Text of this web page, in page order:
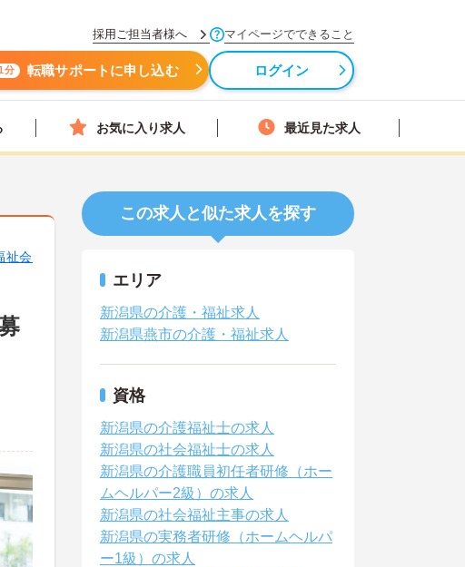
採用ご担当者様へ マイページでできること
分 転職サポートに申し込む ログイン
お気に入り求人 最近見た求人
祉会
この求人と似た求人を探す
エリア
新潟県の介護・福祉求人
新潟県燕市の介護・福祉求人
資格
新潟県の介護福祉士の求人
新潟県の社会福祉士の求人
新潟県の介護職員初任者研修（ホー
ムヘルパー2級）の求人
新潟県の社会福祉主事の求人
新潟県の実務者研修（ホームヘルパ
ー1級）の求人